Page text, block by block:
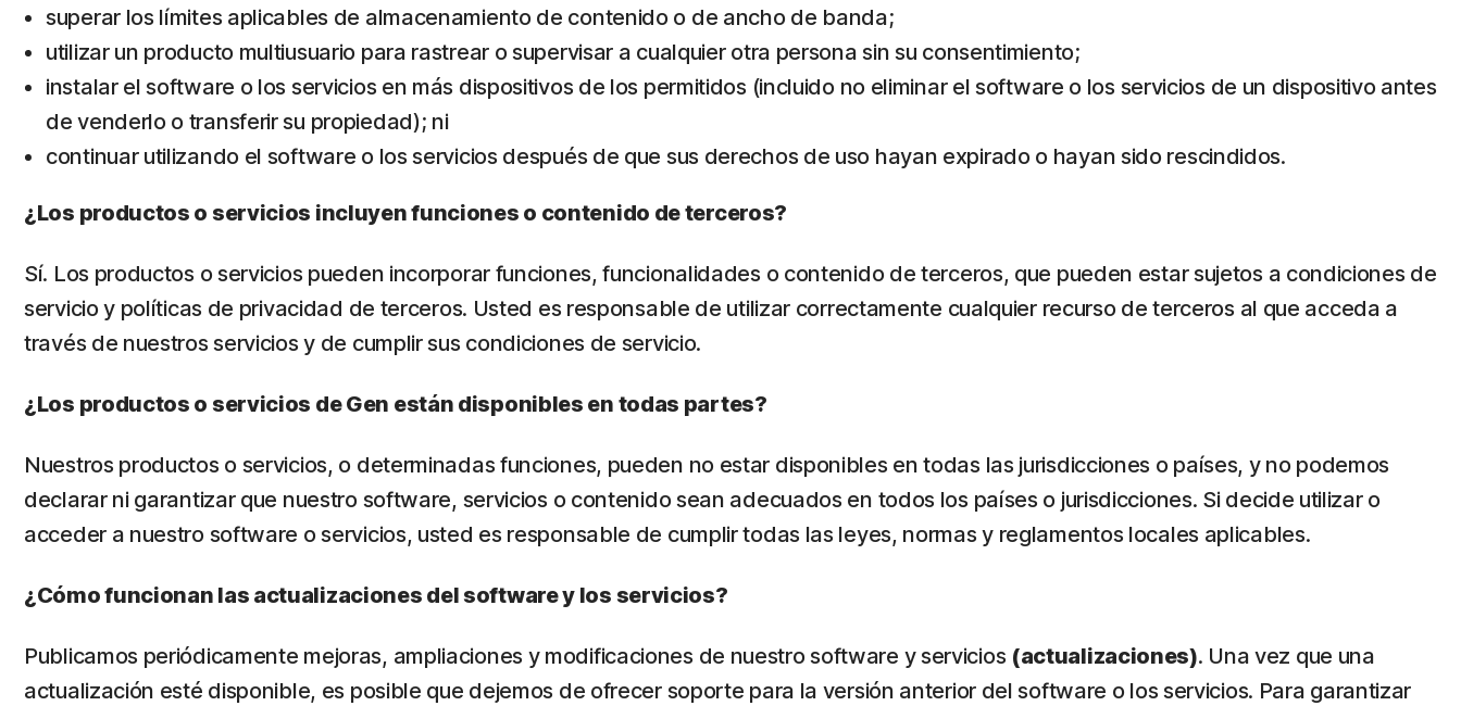
superar los límites aplicables de almacenamiento de contenido o de ancho de banda;
utilizar un producto multiusuario para rastrear o supervisar a cualquier otra persona sin su consentimiento;
instalar el software o los servicios en más dispositivos de los permitidos (incluido no eliminar el software o los servicios de un dispositivo antes
de venderlo o transferir su propiedad); ni
continuar utilizando el software o los servicios después de que sus derechos de uso hayan expirado o hayan sido rescindidos.
¿Los productos o servicios incluyen funciones o contenido de terceros?
Sí. Los productos o servicios pueden incorporar funciones, funcionalidades o contenido de terceros, que pueden estar sujetos a condiciones de
servicio y políticas de privacidad de terceros. Usted es responsable de utilizar correctamente cualquier recurso de terceros al que acceda a
través de nuestros servicios y de cumplir sus condiciones de servicio.
¿Los productos o servicios de Gen están disponibles en todas partes?
Nuestros productos o servicios, o determinadas funciones, pueden no estar disponibles en todas las jurisdicciones o países, y no podemos
declarar ni garantizar que nuestro software, servicios o contenido sean adecuados en todos los países o jurisdicciones. Si decide utilizar o
acceder a nuestro software o servicios, usted es responsable de cumplir todas las leyes, normas y reglamentos locales aplicables.
¿Cómo funcionan las actualizaciones del software y los servicios?
Publicamos periódicamente mejoras, ampliaciones y modificaciones de nuestro software y servicios (actualizaciones). Una vez que una
actualización esté disponible, es posible que dejemos de ofrecer soporte para la versión anterior del software o los servicios. Para garantizar